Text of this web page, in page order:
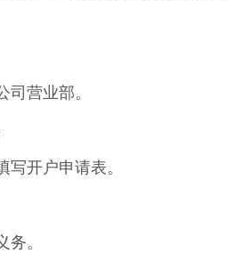
营业部。
开户申请表。
。